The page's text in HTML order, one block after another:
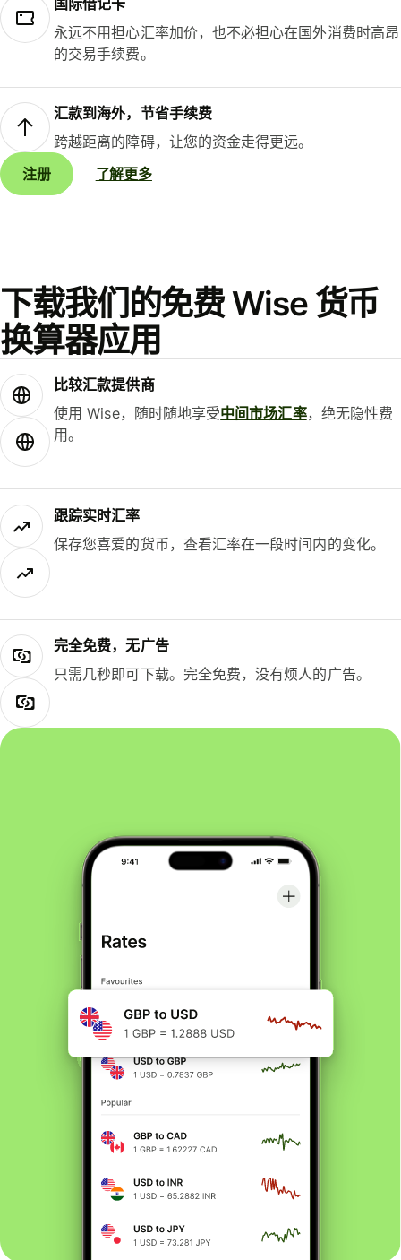
国际借记卡
永远不用担心汇率加价，也不必担心在国外消费时高昂
的交易手续费。
汇款到海外，节省手续费
跨越距离的障碍，让您的资金走得更远。
注册
了解更多
下载我们的免费 Wise 货币
换算器应用
比较汇款提供商
使用 Wise，随时随地享受中间市场汇率，绝无隐性费
用。
跟踪实时汇率
保存您喜爱的货币，查看汇率在一段时间内的变化。
完全免费，无广告
只需几秒即可下载。完全免费，没有烦人的广告。